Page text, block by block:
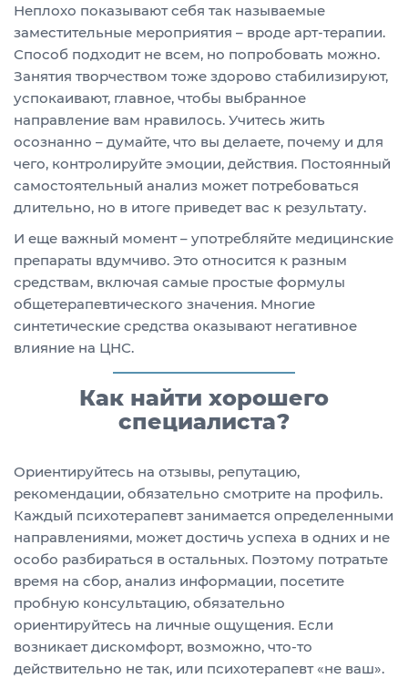
Неплохо показывают себя так называемые
заместительные мероприятия – вроде арт-терапии.
Способ подходит не всем, но попробовать можно.
Занятия творчеством тоже здорово стабилизируют,
успокаивают, главное, чтобы выбранное
направление вам нравилось. Учитесь жить
осознанно – думайте, что вы делаете, почему и для
чего, контролируйте эмоции, действия. Постоянный
самостоятельный анализ может потребоваться
длительно, но в итоге приведет вас к результату.
И еще важный момент – употребляйте медицинские
препараты вдумчиво. Это относится к разным
средствам, включая самые простые формулы
общетерапевтического значения. Многие
синтетические средства оказывают негативное
влияние на ЦНС.
Как найти хорошего
специалиста?
Ориентируйтесь на отзывы, репутацию,
рекомендации, обязательно смотрите на профиль.
Каждый психотерапевт занимается определенными
направлениями, может достичь успеха в одних и не
особо разбираться в остальных. Поэтому потратьте
время на сбор, анализ информации, посетите
пробную консультацию, обязательно
ориентируйтесь на личные ощущения. Если
возникает дискомфорт, возможно, что-то
действительно не так, или психотерапевт «не ваш».